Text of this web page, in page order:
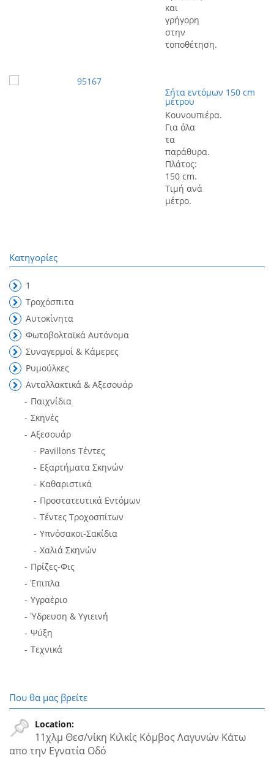
και
γρήγορη
στην
τοποθέτηση.
Σήτα εντόμων 150 cm
μέτρου
Κουνουπιέρα.
Για όλα
τα
παράθυρα.
Πλάτος:
150 cm.
Τιμή ανά
μέτρο.
Κατηγορίες
1
Τροχόσπιτα
Αυτοκίνητα
Φωτοβολταϊκά Αυτόνομα
Συναγερμοί & Κάμερες
Ρυμούλκες
Ανταλλακτικά & Αξεσουάρ
Παιχνίδια
Σκηνές
Αξεσουάρ
Pavillons Τέντες
Εξαρτήματα Σκηνών
Καθαριστικά
Προστατευτικά Εντόμων
Τέντες Τροχοσπίτων
Υπνόσακοι-Σακίδια
Χαλιά Σκηνών
Πρίζες-Φις
Έπιπλα
Υγραέριο
Ύδρευση & Υγιεινή
Ψύξη
Τεχνικά
Που θα μας βρείτε
Location:
11χλμ Θεσ/νίκη Κιλκίς Κόμβος Λαγυνών Κάτω
απο την Εγνατία Oδό